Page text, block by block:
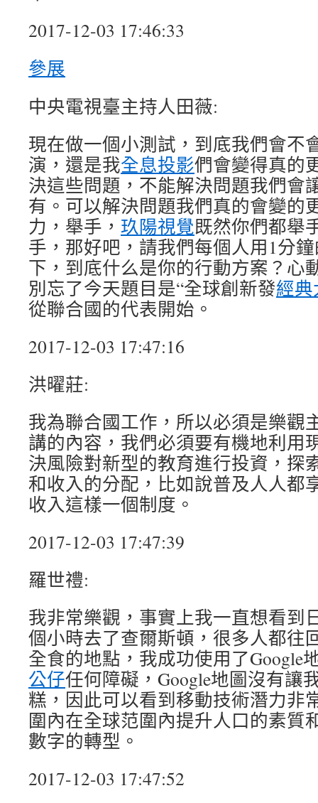
2017-12-03 17:46:33
參展
中央電視臺主持人田薇:
現在做一個小測試，到底我們會不
演，還是我全息投影們會變得真的
決這些問題，不能解決問題我們會
有。可以解決問題我們真的會變的
力，舉手， 玖陽視覺既然你們都舉
手，那好吧，請我們每個人用1分
下，到底什么是你的行動方案？心
別忘了今天題目是“全球創新發經
從聯合國的代表開始。
2017-12-03 17:47:16
洪曜莊:
我為聯合國工作，所以必須是樂觀
講的內容，我們必須要有機地利用
決風險對新型的教育進行投資，探
和收入的分配，比如說普及人人都
收入這樣一個制度。
2017-12-03 17:47:39
羅世禮:
我非常樂觀，事實上我一直想看到
個小時去了查爾斯頓，很多人都往
全食的地點，我成功使用了Google
公仔任何障礙，Google地圖沒有讓
糕，因此可以看到移動技術潛力非
圍內在全球范圍內提升人口的素質
數字的轉型。
2017-12-03 17:47:52